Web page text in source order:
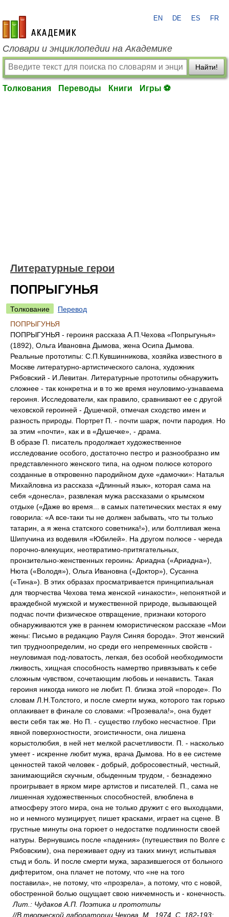
academic.ru
EN DE ES FR
Словари и энциклопедии на Академике
Найти!
Толкования Переводы Книги Игры ⚽
Литературные герои
ПОПРЫГУНЬЯ
Толкование
Перевод
ПОПРЫГУНЬЯ
ПОПРЫГУНЬЯ - героиня рассказа А.П.Чехова «Попрыгунья»
(1892), Ольга Ивановна Дымова, жена Осипа Дымова.
Реальные прототипы: С.П.Кувшинникова, хозяйка известного в
Москве литературно-артистического салона, художник
Рябовский - И.Левитан. Литературные прототипы обнаружить
сложнее - так конкретна и в то же время неуловимо-узнаваема
героиня. Исследователи, как правило, сравнивают ее с другой
чеховской героиней - Душечкой, отмечая сходство имен и
разность природы. Портрет П. - почти шарж, почти пародия. Но
за этим «почти», как и в «Душечке», - драма.
В образе П. писатель продолжает художественное
исследование особого, достаточно пестро и разнообразно им
представленного женского типа, на одном полюсе которого
созданные в откровенно пародийном духе «дамочки»: Наталья
Михайловна из рассказа «Длинный язык», которая сама на
себя «донесла», развлекая мужа рассказами о крымском
отдыхе («Даже во время... в самых патетических местах я ему
говорила: «А все-таки ты не должен забывать, что ты только
татарин, а я жена статского советника!»), или болтливая жена
Шипучина из водевиля «Юбилей». На другом полюсе - череда
порочно-влекущих, неотвратимо-притягательных,
пронзительно-женственных героинь: Ариадна («Ариадна»),
Нюта («Володя»), Ольга Ивановна («Доктор»), Сусанна
(«Тина»). В этих образах просматривается принципиальная
для творчества Чехова тема женской «инакости», непонятной и
враждебной мужской и мужественной природе, вызывающей
подчас почти физическое отвращение, признаки которого
обнаруживаются уже в раннем юмористическом рассказе «Мои
жены: Письмо в редакцию Рауля Синяя борода». Этот женский
тип трудноопределим, но среди его непременных свойств -
неуловимая под-ловатость, легкая, без особой необходимости
лживость, хищная способность намертво привязывать к себе
сложным чувством, сочетающим любовь и ненависть. Такая
героиня никогда никого не любит. П. близка этой «породе». По
словам Л.Н.Толстого, и после смерти мужа, которого так горько
оплакивает в финале со словами: «Прозевала!», она будет
вести себя так же. Но П. - существо глубоко несчастное. При
явной поверхностности, эгоистичности, она лишена
корыстолюбия, в ней нет мелкой расчетливости. П. - насколько
умеет - искренне любит мужа, врача Дымова. Но в ее системе
ценностей такой человек - добрый, добросовестный, честный,
занимающийся скучным, обыденным трудом, - безнадежно
проигрывает в ярком мире артистов и писателей. П., сама не
лишенная художественных способностей, влюблена в
атмосферу этого мира, она не только дружит с его выходцами,
но и немного музицирует, пишет красками, играет на сцене. В
грустные минуты она горюет о недостатке подлинности своей
натуры. Вернувшись после «падения» (путешествия по Волге с
Рябовским), она переживает одну из таких минут, испытывая
стыд и боль. И после смерти мужа, заразившегося от больного
дифтеритом, она плачет не потому, что «не на того
поставила», не потому, что «прозрела», а потому, что с новой,
обостренной болью ощущает свою никчемность и - конечность.
Лит.: Чудаков А.П. Поэтика и прототипы
//В творческой лаборатории Чехова. М., 1974. С. 182-193;